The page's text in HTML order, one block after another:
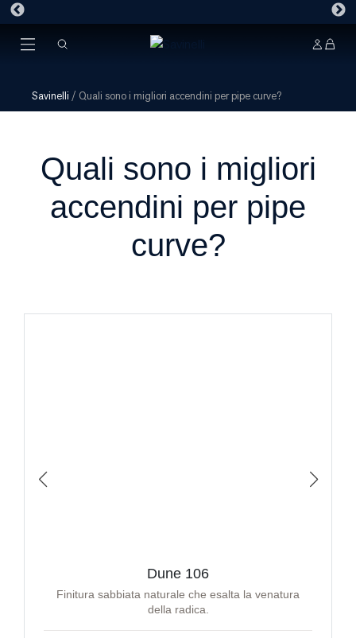
Savinelli / Quali sono i migliori accendini per pipe curve?
Quali sono i migliori
accendini per pipe
curve?
Dune 106
Finitura sabbiata naturale che esalta la venatura
della radica.